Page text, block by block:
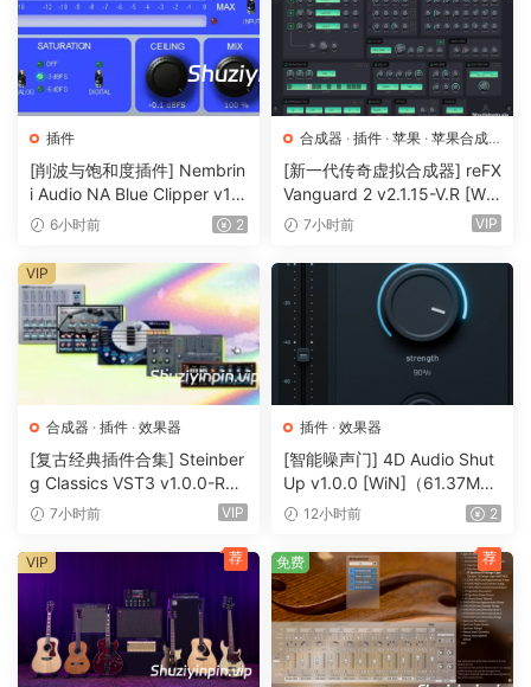
The Martinic AX Chorus is a unique chorus that adds
instant analog character to your production. It includes
options for mono or stereo operation in addition to models
of both the AX60 and AX73 analog chorus effects. With 3-
band EQ and tempo sync with your DAW, it’s incredibly
flexible for shaping the perfect sound and adding warmth
to any track.
Just install! Same AppID. Old manuals deleted.
(Latest manual is still v1.3.0)
The new VST3 does NOT crash Patchwork any longer.
Version 1.3.1 (June 12, 2024)
Fixed crash with VST3 in Blue Cat’s PatchWork.
Fixed VST3 failing examination in Digital Performer 11.
Fixed VST3 speaker arrangement.
Fixed CLAP resize issue with scaled GUI in REAPER on
Windows.
Fixed GUI color space on macOS Sonoma.
插件
[削波与饱和度插件] Nembrin
i Audio NA Blue Clipper v1.
0.1 Incl Keygen-R2R [WiN]
6小时前 2
合成器 · 插件 · 苹果 · 苹果合成
器
[新一代传奇虚拟合成器] reFX
Vanguard 2 v2.1.15-V.R [Wi
N, MacOSX]（184MB+240
7小时前 VIP
合成器 · 插件 · 效果器
[复古经典插件合集] Steinber
g Classics VST3 v1.0.0-R2R
[WiN]（27.9MB）
7小时前 VIP
VIP
插件 · 效果器
[智能噪声门] 4D Audio Shut
Up v1.0.0 [WiN]（61.37M
B）12小时前 2
VIP 荐 免费 荐